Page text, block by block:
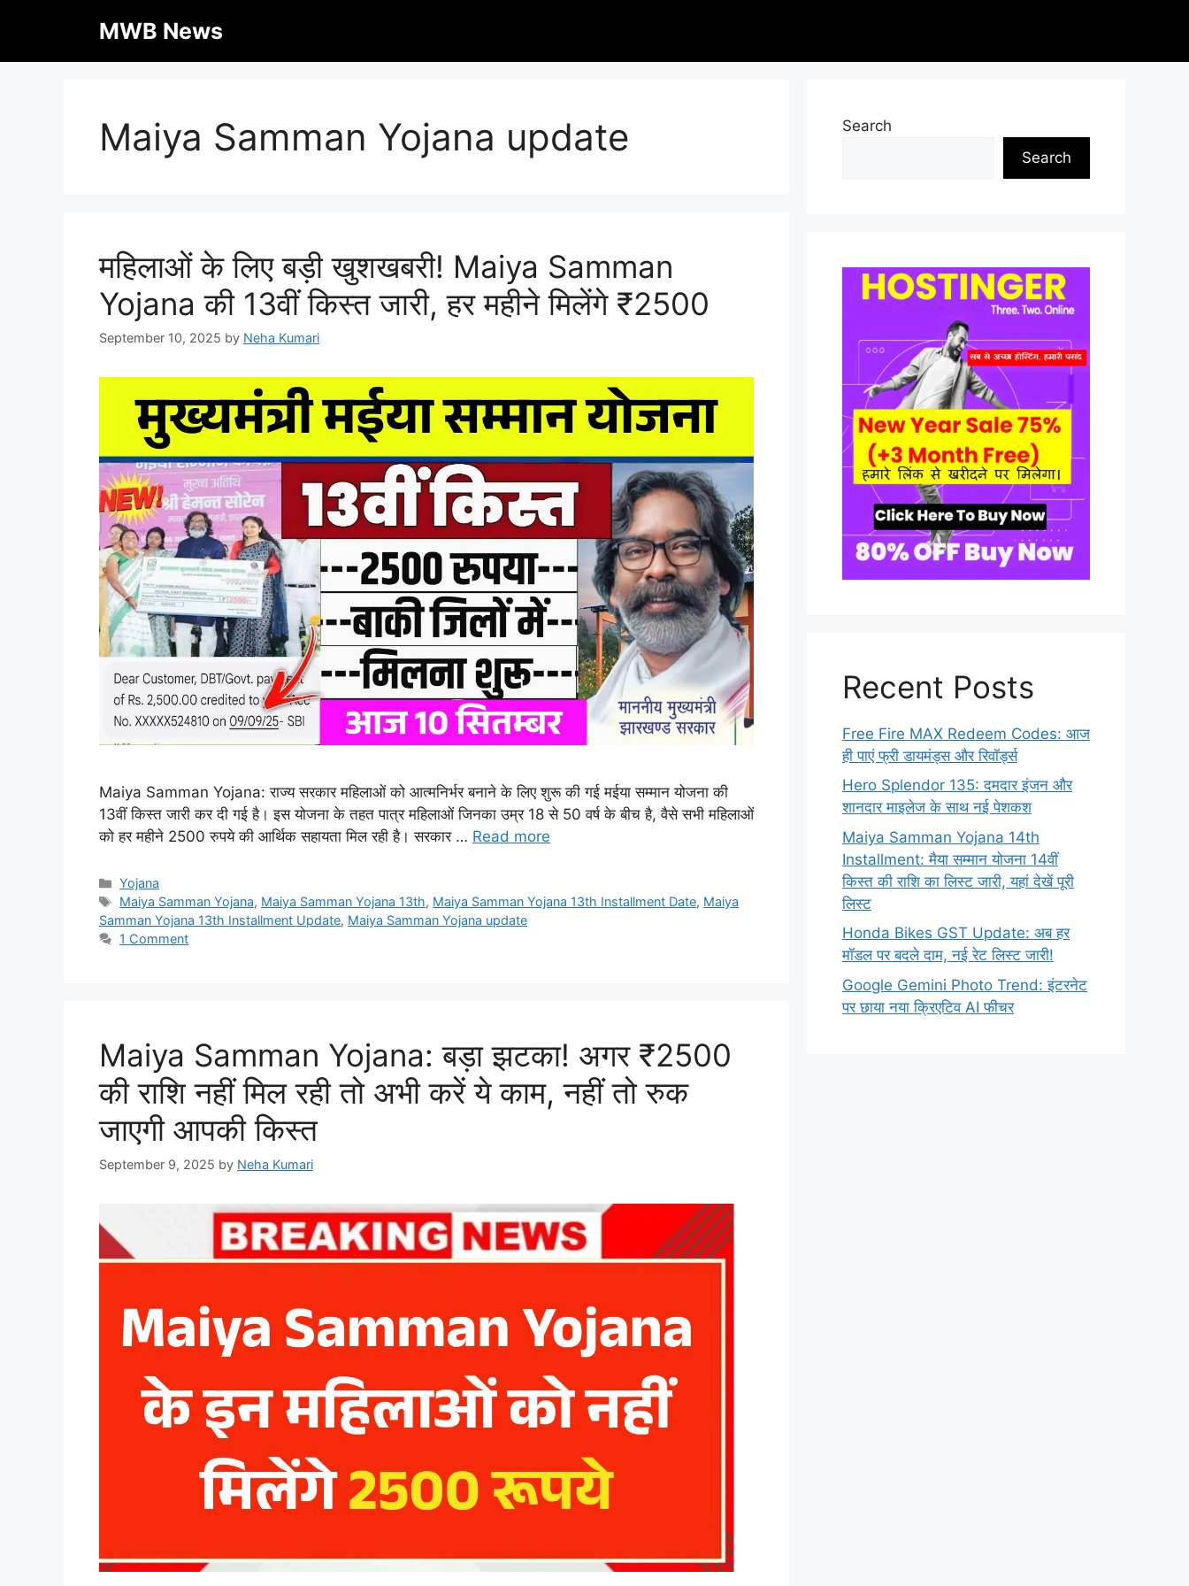
MWB News
Maiya Samman Yojana update
महिलाओं के लिए बड़ी खुशखबरी! Maiya Samman
Yojana की 13वीं किस्त जारी, हर महीने मिलेंगे ₹2500
September 10, 2025 by Neha Kumari
Maiya Samman Yojana: राज्य सरकार महिलाओं को आत्मनिर्भर बनाने के लिए शुरू की गई मईया सम्मान योजना की
13वीं किस्त जारी कर दी गई है। इस योजना के तहत पात्र महिलाओं जिनका उम्र 18 से 50 वर्ष के बीच है, वैसे सभी महिलाओं
को हर महीने 2500 रुपये की आर्थिक सहायता मिल रही है। सरकार … Read more
Categories
Yojana
Tags
Maiya Samman Yojana, Maiya Samman Yojana 13th, Maiya Samman Yojana 13th Installment Date, Maiya
Samman Yojana 13th Installment Update, Maiya Samman Yojana update
1 Comment
Maiya Samman Yojana: बड़ा झटका! अगर ₹2500
की राशि नहीं मिल रही तो अभी करें ये काम, नहीं तो रुक
जाएगी आपकी किस्त
September 9, 2025 by Neha Kumari
Search
Search
Recent Posts
Free Fire MAX Redeem Codes: आज
ही पाएं फ्री डायमंड्स और रिवॉर्ड्स
Hero Splendor 135: दमदार इंजन और
शानदार माइलेज के साथ नई पेशकश
Maiya Samman Yojana 14th
Installment: मैया सम्मान योजना 14वीं
किस्त की राशि का लिस्ट जारी, यहां देखें पूरी
लिस्ट
Honda Bikes GST Update: अब हर
मॉडल पर बदले दाम, नई रेट लिस्ट जारी!
Google Gemini Photo Trend: इंटरनेट
पर छाया नया क्रिएटिव AI फीचर